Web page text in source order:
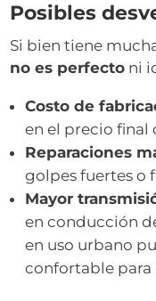
Posibles
Si bien tiene
no es perfecto ni
Costo de
en el precio final
Reparaciones
golpes fuertes o
Mayor
en conducción
en uso urbano
confortable para